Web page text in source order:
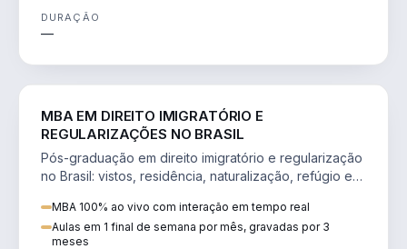
DURAÇÃO
—
MBA EM DIREITO IMIGRATÓRIO E
REGULARIZAÇÕES NO BRASIL
Pós-graduação em direito imigratório e regularização
no Brasil: vistos, residência, naturalização, refúgio e
MBA 100% ao vivo com interação em tempo real
Aulas em 1 final de semana por mês, gravadas por 3
meses